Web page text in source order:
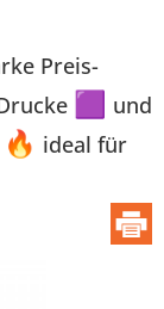
Preis-
🟪
und
🔥 ideal für